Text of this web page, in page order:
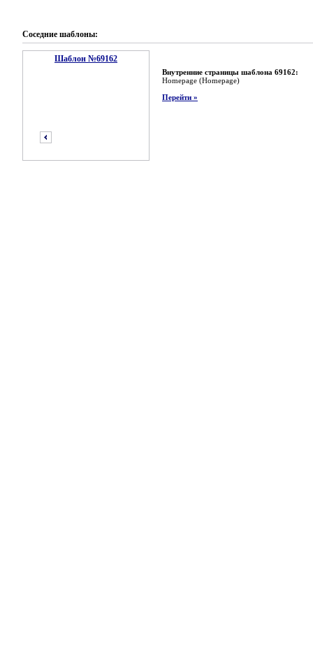
Соседние шаблоны:
Шаблон №69162
Внутренние страницы шаблона 69162:
Homepage (Homepage)
Перейти »